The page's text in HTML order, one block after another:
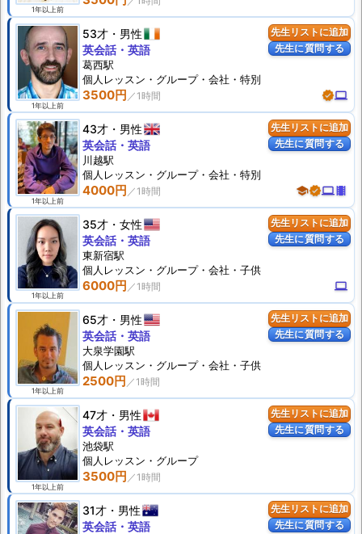
1年以上前
先生リストに追加
先生に質問する
1年以上前
53才 男性
3500円 verifiedcomputer
英会話・英語
葛西駅
個人 レッスン ・グループ・会社・特別
先生リストに追加
先生に質問する
1年以上前
43才 男性
4000円 schoolverifiedcomputertheaters
英会話・英語
川越駅
個人 レッスン ・グループ・会社・特別
先生リストに追加
先生に質問する
1年以上前
35才 女性
6000円 computer
英会話・英語
東新宿駅
個人 レッスン ・グループ・会社・子供
先生リストに追加
先生に質問する
1年以上前
65才 男性
2500円
英会話・英語
大泉学園駅
個人 レッスン ・グループ・会社・子供
先生リストに追加
先生に質問する
1年以上前
47才 男性
3500円
英会話・英語
池袋駅
個人 レッスン ・グループ
先生リストに追加
先生に質問する
31才 男性
英会話・英語